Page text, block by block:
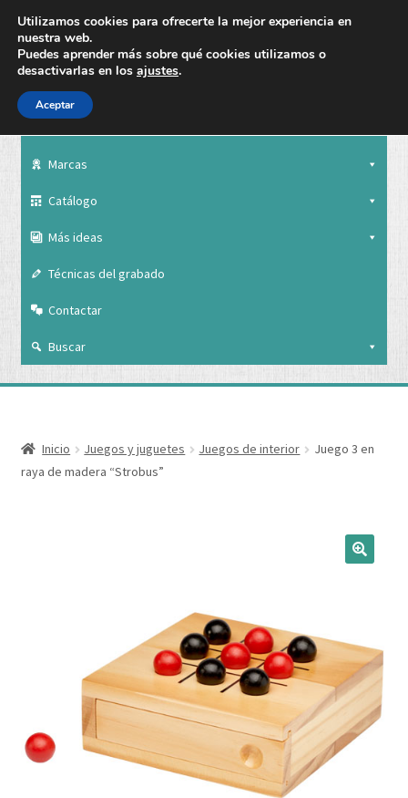
Marcas
Catálogo
Más ideas
Técnicas del grabado
Contactar
Buscar
Nuestra empresa
el
Catálogo
hijo
Inicio Juegos y juguetes Juegos de interior
Juego 3 en
raya de madera “Strobus”
Utilizamos cookies para ofrecerte la mejor experiencia en
nuestra web.
Puedes aprender más sobre qué cookies utilizamos o
desactivarlas en los ajustes.
Aceptar